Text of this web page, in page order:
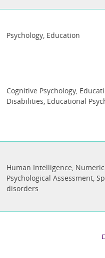
Psychology, Education
Cognitive Psychology,
Disabilities, Educational
Human Intelligence,
Psychological Assessment,
disorders